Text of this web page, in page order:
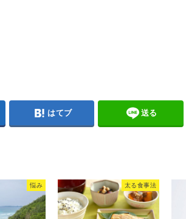
はてブ 送る
悩み 太る食事法